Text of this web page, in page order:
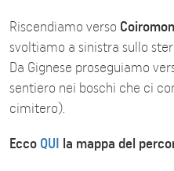
Riscendiamo verso
svoltiamo a sinistra sullo
Da Gignese proseguiamo
sentiero nei boschi che ci
cimitero).
Ecco QUI la mappa del